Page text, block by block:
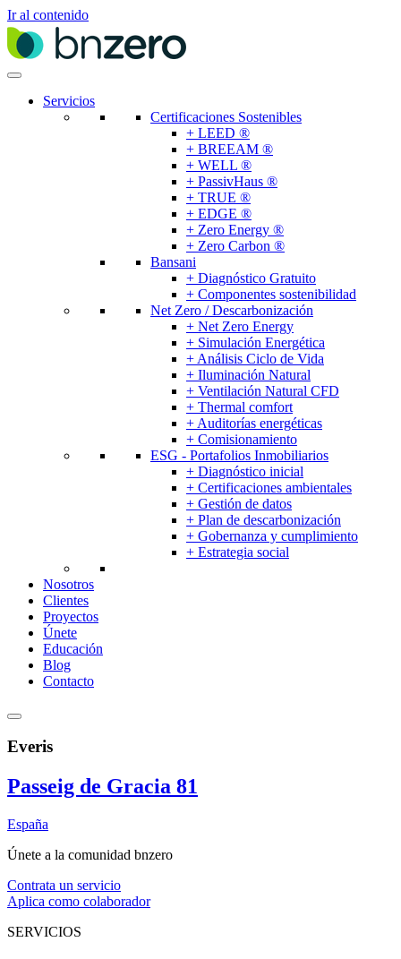
Ir al contenido
Servicios
Certificaciones Sostenibles
+ LEED ®
+ BREEAM ®
+ WELL ®
+ PassivHaus ®
+ TRUE ®
+ EDGE ®
+ Zero Energy ®
+ Zero Carbon ®
Bansani
+ Diagnóstico Gratuito
+ Componentes sostenibilidad
Net Zero / Descarbonización
+ Net Zero Energy
+ Simulación Energética
+ Análisis Ciclo de Vida
+ Iluminación Natural
+ Ventilación Natural CFD
+ Thermal comfort
+ Auditorías energéticas
+ Comisionamiento
ESG - Portafolios Inmobiliarios
+ Diagnóstico inicial
+ Certificaciones ambientales
+ Gestión de datos
+ Plan de descarbonización
+ Gobernanza y cumplimiento
+ Estrategia social
Nosotros
Clientes
Proyectos
Únete
Educación
Blog
Contacto
Everis
Passeig de Gracia 81
España
Únete a la comunidad bnzero
Contrata un servicio
Aplica como colaborador
SERVICIOS